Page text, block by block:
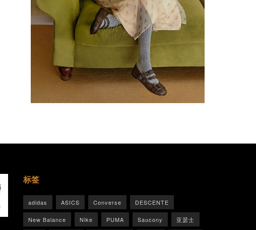
标签
adidas ASICS Converse DESCENTE
New Balance Nike PUMA Saucony 亚瑟士